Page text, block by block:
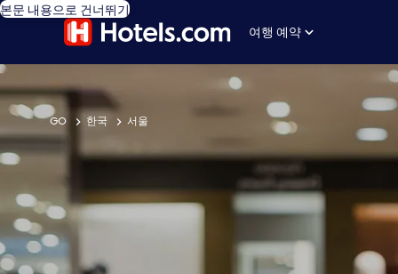
본문 내용으로 건너뛰기
여행 예약
GO 한국 서울